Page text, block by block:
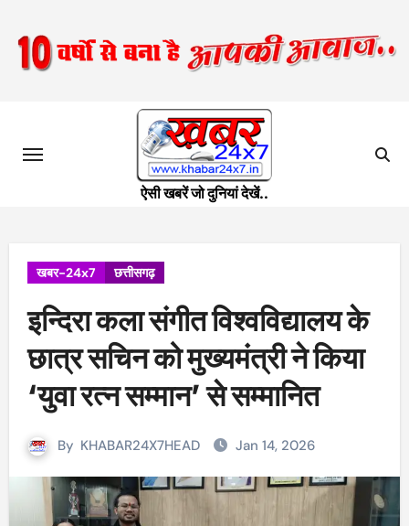
content
ऐसी खबरें जो दुनियां देखें..
खबर-24x7 छत्तीसगढ़
इन्दिरा कला संगीत विश्वविद्यालय के
छात्र सचिन को मुख्यमंत्री ने किया
‘युवा रत्न सम्मान’ से सम्मानित
By KHABAR24X7HEAD Jan 14, 2026